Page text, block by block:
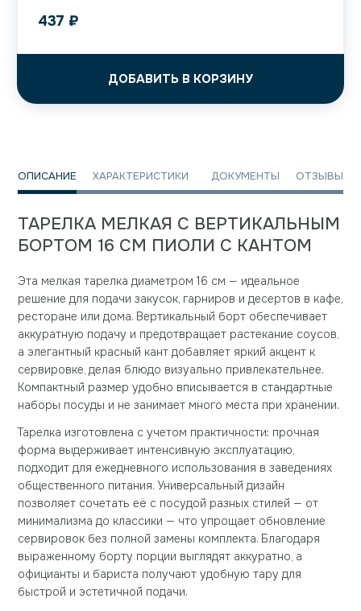
437 ₽
ДОБАВИТЬ В КОРЗИНУ
ОПИСАНИЕ ХАРАКТЕРИСТИКИ ДОКУМЕНТЫ ОТЗЫВЫ
ТАРЕЛКА МЕЛКАЯ С ВЕРТИКАЛЬНЫМ
БОРТОМ 16 СМ ПИОЛИ С КАНТОМ
Эта мелкая тарелка диаметром 16 см — идеальное
решение для подачи закусок, гарниров и десертов в кафе,
ресторане или дома. Вертикальный борт обеспечивает
аккуратную подачу и предотвращает растекание соусов,
а элегантный красный кант добавляет яркий акцент к
сервировке, делая блюдо визуально привлекательнее.
Компактный размер удобно вписывается в стандартные
наборы посуды и не занимает много места при хранении.
Тарелка изготовлена с учетом практичности: прочная
форма выдерживает интенсивную эксплуатацию,
подходит для ежедневного использования в заведениях
общественного питания. Универсальный дизайн
позволяет сочетать её с посудой разных стилей — от
минимализма до классики — что упрощает обновление
сервировок без полной замены комплекта. Благодаря
выраженному борту порции выглядят аккуратно, а
официанты и бариста получают удобную тару для
быстрой и эстетичной подачи.